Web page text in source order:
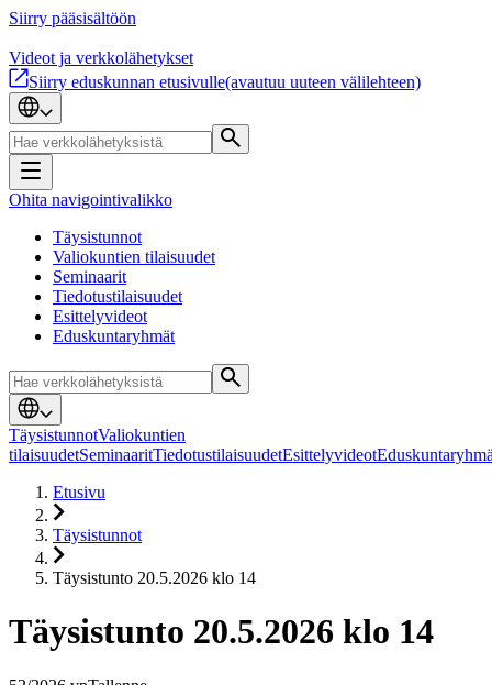
Siirry pääsisältöön
Videot ja verkkolähetykset
Siirry eduskunnan etusivulle(avautuu uuteen välilehteen)
Ohita navigointivalikko
Täysistunnot
Valiokuntien tilaisuudet
Seminaarit
Tiedotustilaisuudet
Esittelyvideot
Eduskuntaryhmät
TäysistunnotValiokuntien
tilaisuudetSeminaaritTiedotustilaisuudetEsittelyvideot
Etusivu
Täysistunnot
Täysistunto 20.5.2026 klo 14
Täysistunto 20.5.2026 klo 14